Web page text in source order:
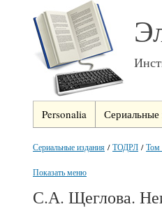
Personalia Сериальные
Сериальные издания /ТОДРЛ /Том
Показать меню
С.А. Щеглова.